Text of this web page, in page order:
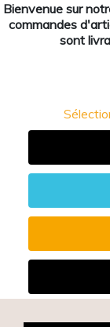
Bienvenue sur
commandes
sont